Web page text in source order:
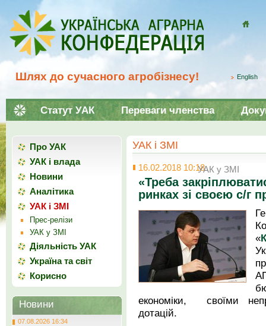
Шлях до сучасного агробізнесу! English
Статут УАК Переваги членства
УАК і ЗМІ
16.02.2018 10:18УАК у ЗМІ
«Треба
ринках зі своєю с/г
«
економіки, своїми
дотацій.
Про УАК
УАК і влада
Новини
Аналітика
УАК і ЗМІ
Прес-релізи
УАК у ЗМІ
Діяльність УАК
Україна та світ
Корисно
Новини
07.08.2026 16:34